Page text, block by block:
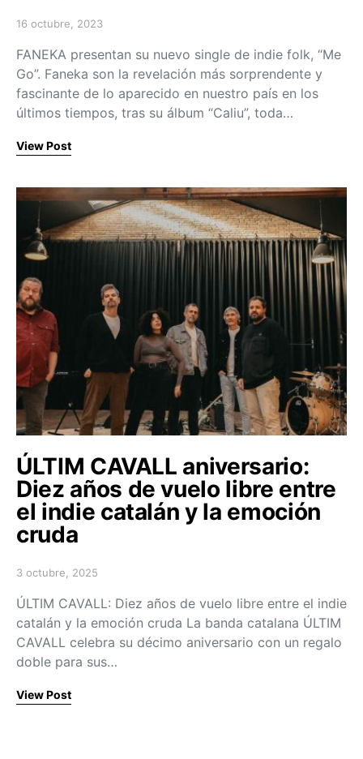
Posted on
16 octubre, 2023
FANEKA presentan su nuevo single de indie folk, “Me
Go”. Faneka son la revelación más sorprendente y
fascinante de lo aparecido en nuestro país en los
últimos tiempos, tras su álbum “Caliu”, toda…
View Post
ÚLTIM CAVALL aniversario:
Diez años de vuelo libre entre
el indie catalán y la emoción
cruda
Posted on
3 octubre, 2025
ÚLTIM CAVALL: Diez años de vuelo libre entre el indie
catalán y la emoción cruda La banda catalana ÚLTIM
CAVALL celebra su décimo aniversario con un regalo
doble para sus…
View Post